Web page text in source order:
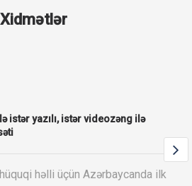
Xidmətlər
istər yazılı, istər videozəng ilə
həlli üçün Azərbaycanda ilk